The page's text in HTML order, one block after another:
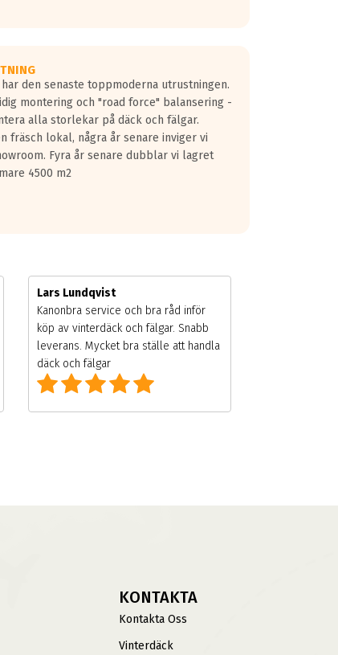
den senaste toppmoderna utrustningen.
montering och "road force" balansering -
alla storlekar på däck och fälgar.
fräsch lokal, några år senare inviger vi
Fyra år senare dubblar vi lagret
4500 m2
Lars Lundqvist
Kanonbra service och bra råd inför
köp av vinterdäck och fälgar. Snabb
leverans. Mycket bra ställe att handla
däck och fälgar
KONTAKTA
Kontakta Oss
Vinterdäck